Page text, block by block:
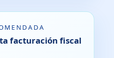
facturación fiscal